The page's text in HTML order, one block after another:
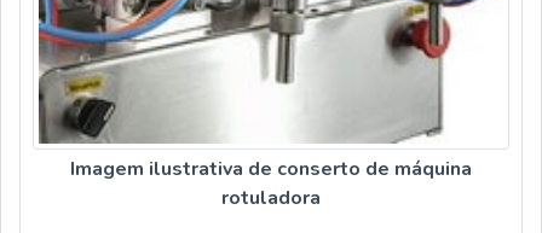
Imagem ilustrativa de conserto de máquina
rotuladora